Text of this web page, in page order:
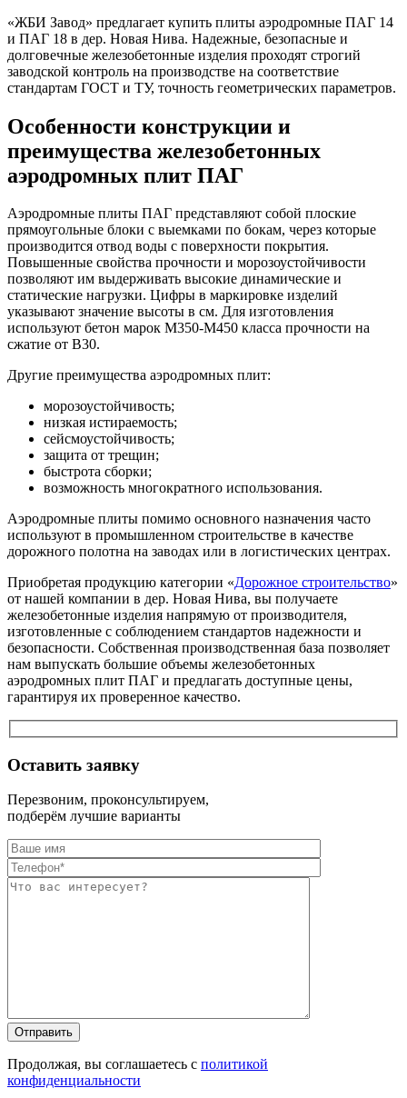
«ЖБИ Завод» предлагает купить плиты аэродромные ПАГ 14
и ПАГ 18 в дер. Новая Нива. Надежные, безопасные и
долговечные железобетонные изделия проходят строгий
заводской контроль на производстве на соответствие
стандартам ГОСТ и ТУ, точность геометрических параметров.
Особенности конструкции и
преимущества железобетонных
аэродромных плит ПАГ
Аэродромные плиты ПАГ представляют собой плоские
прямоугольные блоки с выемками по бокам, через которые
производится отвод воды с поверхности покрытия.
Повышенные свойства прочности и морозоустойчивости
позволяют им выдерживать высокие динамические и
статические нагрузки. Цифры в маркировке изделий
указывают значение высоты в см. Для изготовления
используют бетон марок М350-М450 класса прочности на
сжатие от В30.
Другие преимущества аэродромных плит:
морозоустойчивость;
низкая истираемость;
сейсмоустойчивость;
защита от трещин;
быстрота сборки;
возможность многократного использования.
Аэродромные плиты помимо основного назначения часто
используют в промышленном строительстве в качестве
дорожного полотна на заводах или в логистических центрах.
Приобретая продукцию категории «Дорожное строительство»
от нашей компании в дер. Новая Нива, вы получаете
железобетонные изделия напрямую от производителя,
изготовленные с соблюдением стандартов надежности и
безопасности. Собственная производственная база позволяет
нам выпускать большие объемы железобетонных
аэродромных плит ПАГ и предлагать доступные цены,
гарантируя их проверенное качество.
Оставить заявку
Перезвоним, проконсультируем,
подберём лучшие варианты
Продолжая, вы соглашаетесь с политикой
конфиденциальности